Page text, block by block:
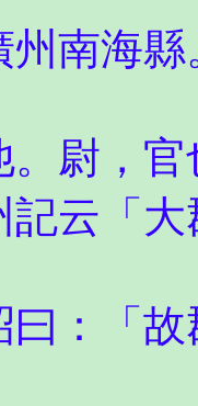
州南海縣
。尉，
云「
曰：「